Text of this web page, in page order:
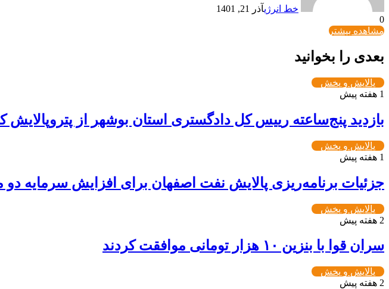
خط انرژیآذر 21, 1401
0
مشاهده بیشتر
بعدی را بخوانید
پالایش و پخش
1 هفته پیش
بازدید پنج‌ساعته رییس کل دادگستری استان بوشهر از پتروپالایش
پالایش و پخش
1 هفته پیش
جزئیات برنامه‌ریزی پالایش نفت اصفهان برای افزایش سرمایه دو
پالایش و پخش
2 هفته پیش
سران قوا با بنزین ۱۰ هزار تومانی موافقت کردند
پالایش و پخش
2 هفته پیش